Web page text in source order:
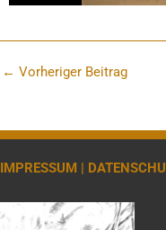
← Vorheriger Beitrag
IMPRESSUM |